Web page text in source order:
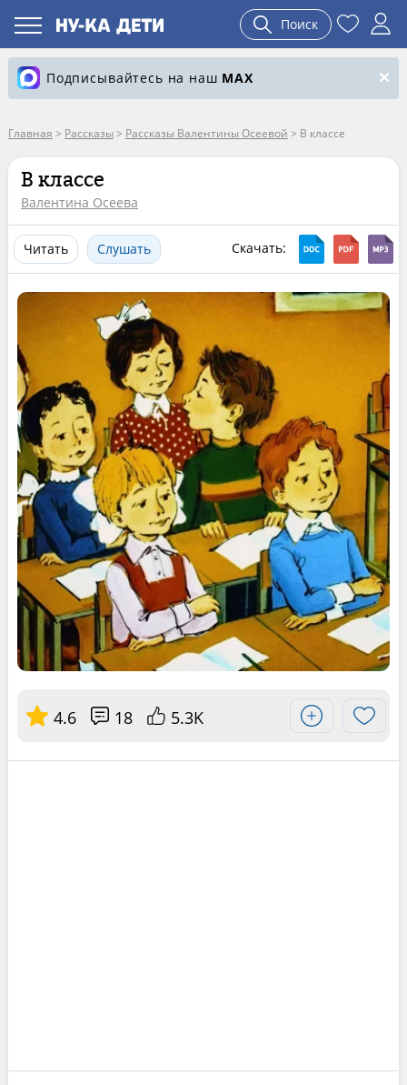
Поиск
Подписывайтесь на наш MAX
Главная > Рассказы > Рассказы Валентины Осеевой > В классе
В классе
Валентина Осеева
Читать Слушать Скачать:
4.6 18 5.3K